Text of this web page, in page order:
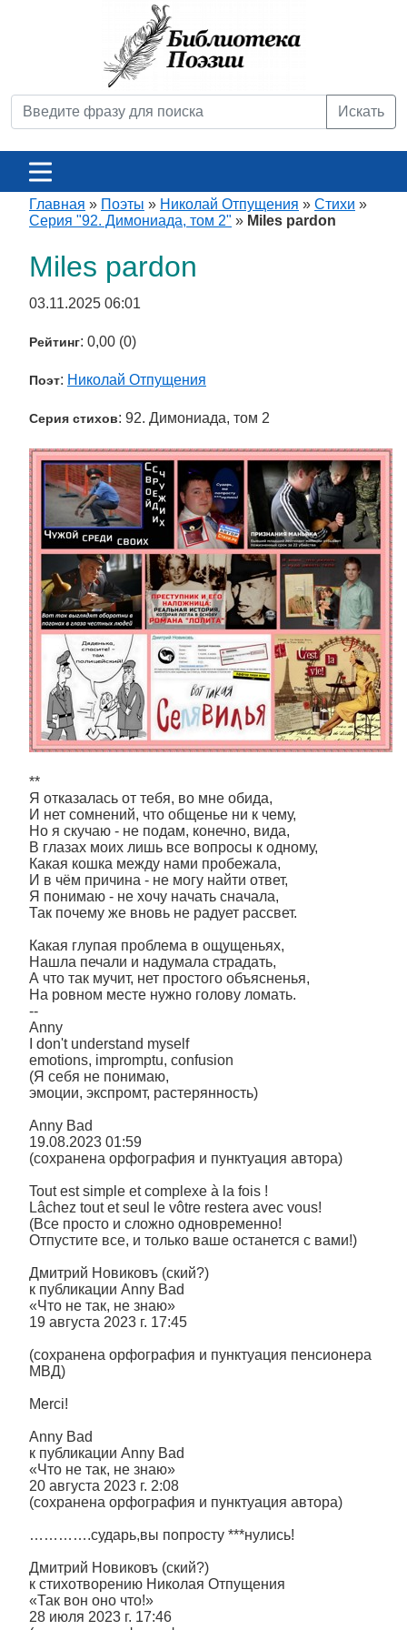
Искать
Главная » Поэты » Николай Отпущения » Стихи »
Серия "92. Димониада, том 2" » Miles pardon
Miles pardon
03.11.2025 06:01
Рейтинг: 0,00 (0)
Поэт: Николай Отпущения
Серия стихов: 92. Димониада, том 2
**
Я отказалась от тебя, во мне обида,
И нет сомнений, что общенье ни к чему,
Но я скучаю - не подам, конечно, вида,
В глазах моих лишь все вопросы к одному,
Какая кошка между нами пробежала,
И в чём причина - не могу найти ответ,
Я понимаю - не хочу начать сначала,
Так почему же вновь не радует рассвет.
Какая глупая проблема в ощущеньях,
Нашла печали и надумала страдать,
А что так мучит, нет простого объясненья,
На ровном месте нужно голову ломать.
--
Anny
I don't understand myself
emotions, impromptu, confusion
(Я себя не понимаю,
эмоции, экспромт, растерянность)
Anny Bad
19.08.2023 01:59
(сохранена орфография и пунктуация автора)
Tout est simple et complexe à la fois !
Lâchez tout et seul le vôtre restera avec vous!
(Все просто и сложно одновременно!
Отпустите все, и только ваше останется с вами!)
Дмитрий Новиковъ (ский?)
к публикации Anny Bad
«Что не так, не знаю»
19 августа 2023 г. 17:45
(сохранена орфография и пунктуация пенсионера
МВД)
Merci!
Anny Bad
к публикации Anny Bad
«Что не так, не знаю»
20 августа 2023 г. 2:08
(сохранена орфография и пунктуация автора)
………….сударь,вы попросту ***нулись!
Дмитрий Новиковъ (ский?)
к стихотворению Николая Отпущения
«Так вон оно что!»
28 июля 2023 г. 17:46